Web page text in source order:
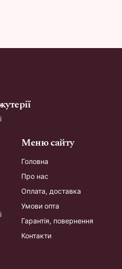
Меню сайту
Головна
Про нас
Оплата, доставка
Умови опта
Гарантія, повернення
Контакти